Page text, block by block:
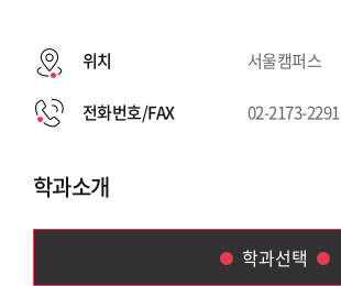
위치 서울캠퍼스
전화번호/FAX 02-2173-2291
학과소개
학과선택